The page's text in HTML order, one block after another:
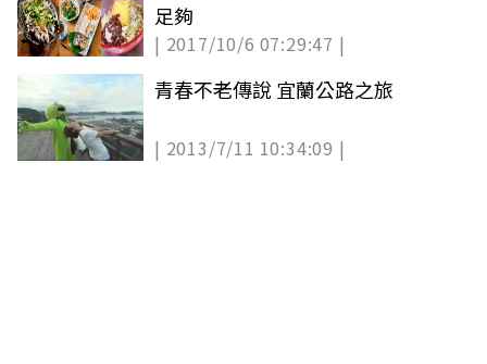
足夠
| 2017/10/6 07:29:47 |
青春不老傳說 宜蘭公路之旅
| 2013/7/11 10:34:09 |